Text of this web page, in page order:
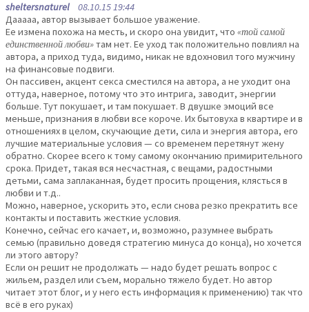
sheltersnaturel 08.10.15 19:44
Дааааа, автор вызывает большое уважение.
Ее измена похожа на месть, и скоро она увидит, что «той самой
единственной любви»там нет. Ее уход так положительно повлиял на
автора, а приход туда, видимо, никак не вдохновил того мужчину
на финансовые подвиги.
Он пассивен, акцент секса сместился на автора, а не уходит она
оттуда, наверное, потому что это интрига, заводит, энергии
больше. Тут покушает, и там покушает. В двушке эмоций все
меньше, признания в любви все короче. Их бытовуха в квартире и в
отношениях в целом, скучающие дети, сила и энергия автора, его
лучшие материальные условия — со временем перетянут жену
обратно. Скорее всего к тому самому окончанию примирительного
срока. Придет, такая вся несчастная, с вещами, радостными
детьми, сама заплаканная, будет просить прощения, клясться в
любви и т.д..
Можно, наверное, ускорить это, если снова резко прекратить все
контакты и поставить жесткие условия.
Конечно, сейчас его качает, и, возможно, разумнее выбрать
семью (правильно доведя стратегию минуса до конца), но хочется
ли этого автору?
Если он решит не продолжать — надо будет решать вопрос с
жильем, раздел или съем, морально тяжело будет. Но автор
читает этот блог, и у него есть информация к применению) так что
всё в его руках)